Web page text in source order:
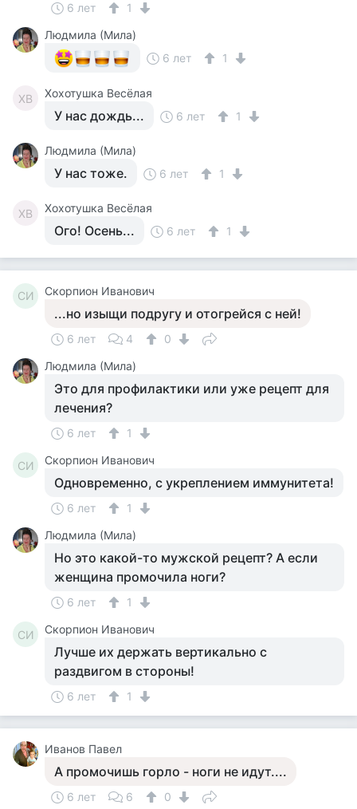
6 лет
1
Людмила (Мила)
6 лет
1
ХВ Хохотушка Весёлая
У нас дождь... 6 лет 1
Людмила (Мила)
У нас тоже. 6 лет 1
ХВ Хохотушка Весёлая
Ого! Осень... 6 лет 1
СИ Скорпион Иванович
...но изыщи подругу и отогрейся с ней!
6 лет 4
0
Людмила (Мила)
Это для профилактики или уже рецепт для
лечения?
6 лет 1
СИ Скорпион Иванович
Одновременно, с укреплением иммунитета!
6 лет
1
Людмила (Мила)
Но это какой-то мужской рецепт? А если
женщина промочила ноги?
6 лет 1
СИ Скорпион Иванович
Лучше их держать вертикально с
раздвигом в стороны!
6 лет 1
Иванов Павел
А промочишь горло - ноги не идут....
6 лет 6
0